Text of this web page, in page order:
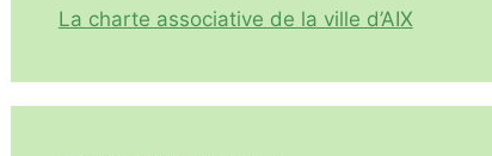
La charte associative de la ville d’AIX